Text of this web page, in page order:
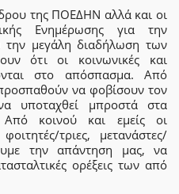
της ΠΟΕΔΗΝ αλλά και οι
Ενημέρωσης για την
την μεγάλη διαδήλωση των
ότι οι κοινωνικές και
στο απόσπασμα. Από
να φοβίσουν τον
υποταχθεί μπροστά στα
Από κοινού και εμείς οι
τριες, μετανάστες/
την απάντηση μας, να
ορέξεις των από